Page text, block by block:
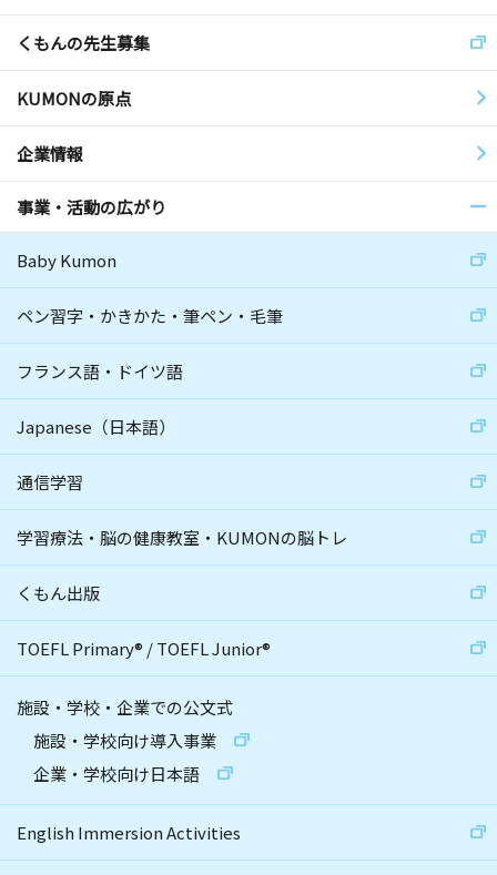
くもんの先生募集
KUMONの原点
企業情報
事業・活動の広がり
Baby Kumon
ペン習字・かきかた・筆ペン・毛筆
フランス語・ドイツ語
Japanese（日本語）
通信学習
学習療法・脳の健康教室・KUMONの脳トレ
くもん出版
TOEFL Primary® /TOEFL Junior®
施設・学校・企業での公文式
施設・学校向け導入事業
企業・学校向け日本語
English Immersion Activities